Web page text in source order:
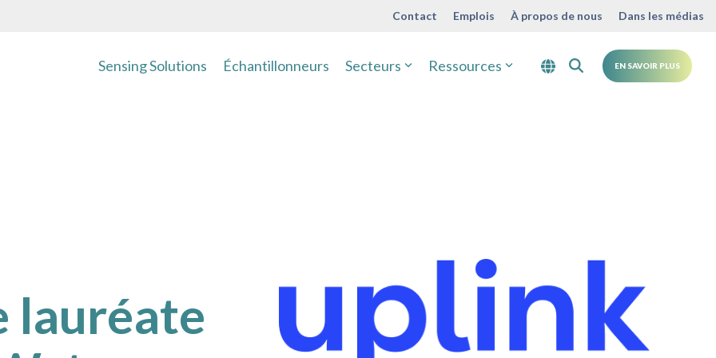
Contact Emplois À propos de nous Dans les médias
Sensing Solutions Échantillonneurs Secteurs Ressources EN SAVOIR PLUS
lauréate